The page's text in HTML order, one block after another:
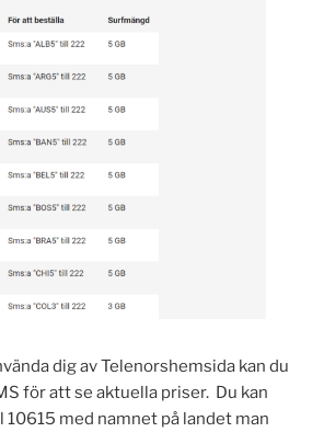
dig av Telenorshemsida kan du
för att se aktuella priser. Du kan
med namnet på landet man